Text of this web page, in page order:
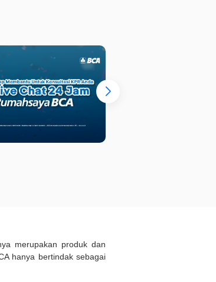
merupakan produk dan
hanya bertindak sebagai